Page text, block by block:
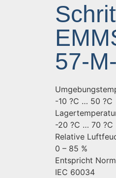
57-
-10 ?C … 50 ?C
-20 ?C … 70 ?C
Relative
0 – 85 %
Entspricht Norm
IEC 60034